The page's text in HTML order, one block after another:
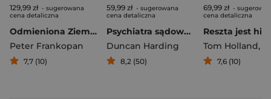
129,99 zł - sugerowana
cena detaliczna
Odmieniona Ziemia. Nieopowiedziana historia
Peter Frankopan
7,7 (10)
59,99 zł - sugerowana
cena detaliczna
Psychiatra sądowy. Jak psychozy, traumy i choroby psychiczne doprowadzają do zbrodni
Duncan Harding
8,2 (50)
69,99 zł -
cena detaliczna
Reszta jest
Tom Holland,
7,6 (10)